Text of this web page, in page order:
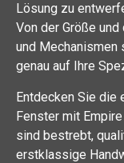
Lösung zu
Von der Größe
und Mechanismen
genau auf Ihre
Entdecken Sie die
Fenster mit
sind bestrebt,
erstklassige